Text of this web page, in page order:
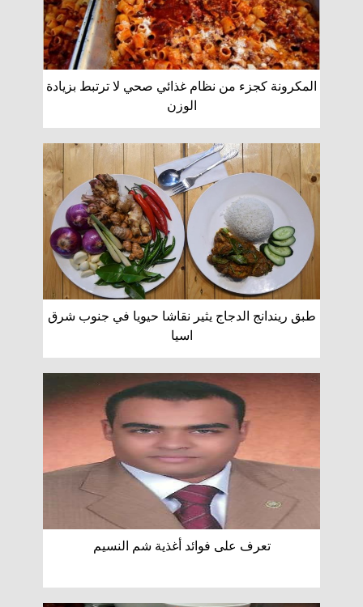
المكرونة كجزء من نظام غذائي صحي لا ترتبط بزيادة
الوزن
طبق ريندانج الدجاج يثير نقاشا حيويا في جنوب شرق
اسيا
تعرف على فوائد أغذية شم النسيم